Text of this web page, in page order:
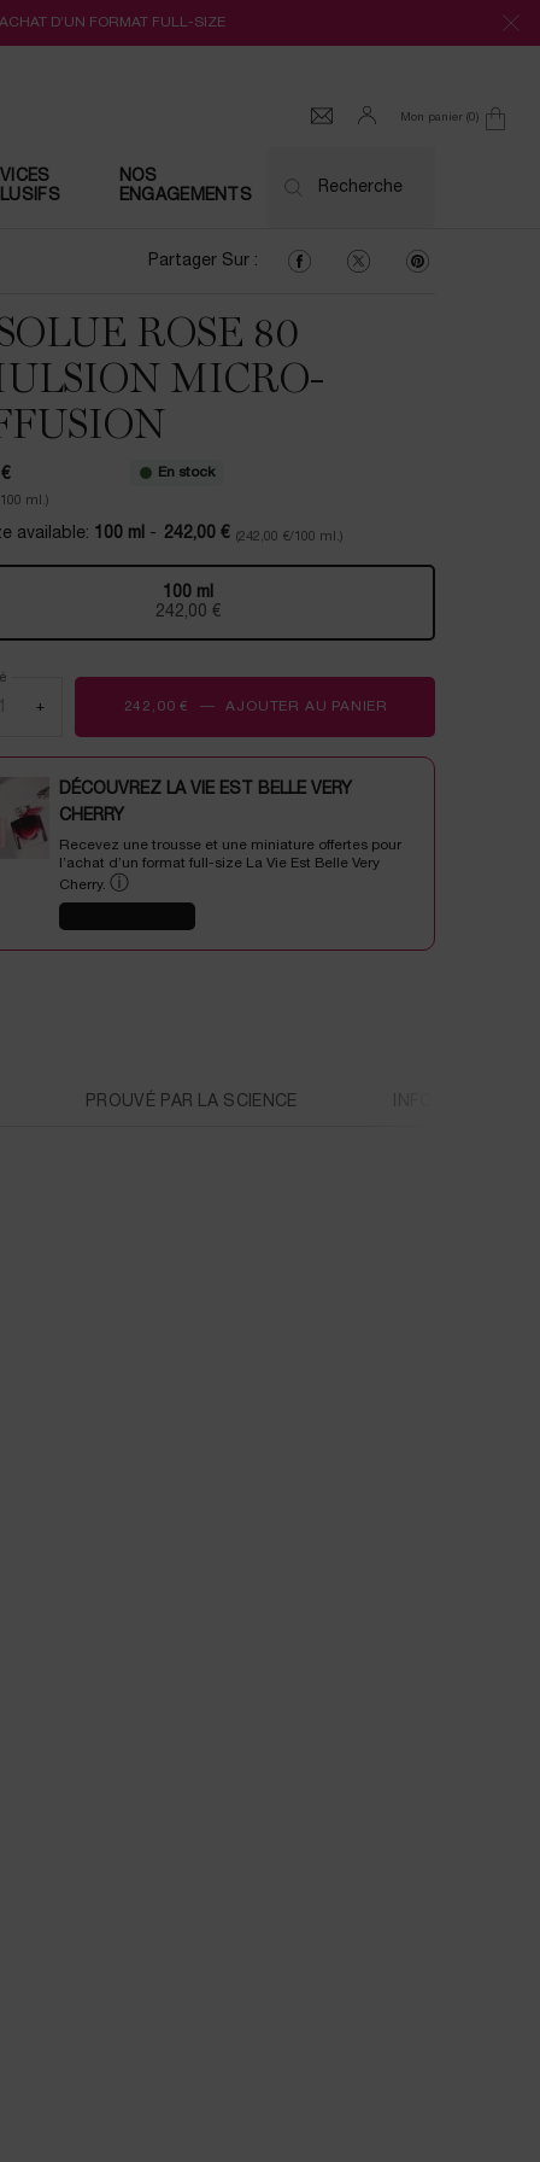
D’UN FORMAT FULL-SIZE
Mon panier 0
0 produit
NOS
ENGAGEMENTS
Recherche
Partager Sur : Partager Sur : Facebook
Partager Sur : Twitter
Partager Sur :
ROSE 80
MICRO-
ml.)
En stock
available: 100 ml - 242,00 € (242,00 €/100 ml.)
Selected
100 ml
242,00 €
, 1 of 1
+ 242,00 € ― AJOUTER AU PANIER
DÉCOUVREZ LA VIE EST BELLE VERY
CHERRY
Recevez une trousse et une miniature offertes pour
l’achat d’un format full-size La Vie Est Belle Very
Cherry. ⓘ
PROUVÉ PAR LA SCIENCE